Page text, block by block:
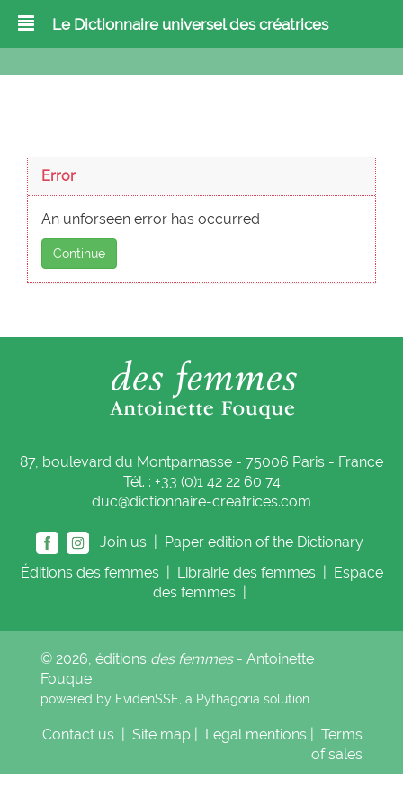
Le Dictionnaire universel des créatrices
Error
An unforseen error has occurred
Continue
87, boulevard du Montparnasse - 75006 Paris - France
Tél. : +33 (0)1 42 22 60 74
duc@dictionnaire-creatrices.com
Join us |
Paper edition of the Dictionary
Éditions des femmes Librairie des femmes
Espace
des femmes
© 2026, éditions des femmes- Antoinette
Fouque
powered by EvidenSSE, a Pythagoria solution
Contact us Site map Legal mentions
Terms
of sales